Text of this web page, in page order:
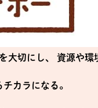
大切にし、 資源や環
カラになる。